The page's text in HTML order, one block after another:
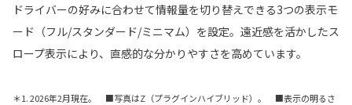
ドライバーの好みに合わせて情報量を切り替えできる3つの表示モ
ード（フル/スタンダード/ミニマム）を設定。遠近感を活かしたス
ロープ表示により、直感的な分かりやすさを高めています。
＊1. 2026年2月現在。 ■写真はZ（プラグインハイブリッド） 。 ■表示の明るさ